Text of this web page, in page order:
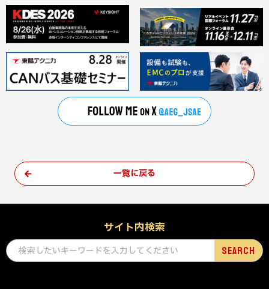
一覧に戻る
サイト内検索